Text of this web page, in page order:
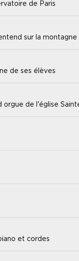
de Paris
sur la montagne
de ses élèves
orgue de l'église
et cordes